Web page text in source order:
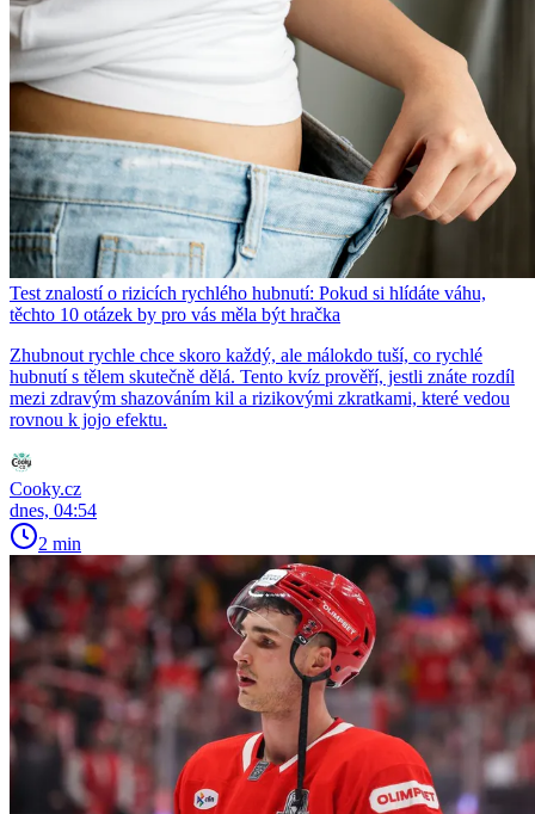
Test znalostí o rizicích rychlého hubnutí: Pokud si hlídáte váhu,
těchto 10 otázek by pro vás měla být hračka
Zhubnout rychle chce skoro každý, ale málokdo tuší, co rychlé
hubnutí s tělem skutečně dělá. Tento kvíz prověří, jestli znáte rozdíl
mezi zdravým shazováním kil a rizikovými zkratkami, které vedou
rovnou k jojo efektu.
Cooky.cz
dnes, 04:54
2 min